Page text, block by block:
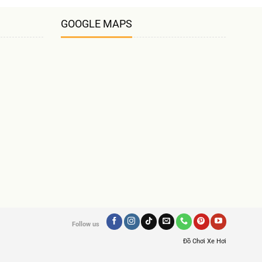
GOOGLE MAPS
Follow us
Đồ Chơi Xe Hơi